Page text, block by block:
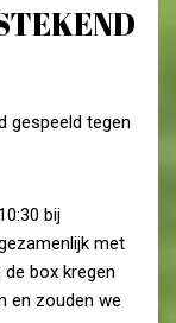
gespeeld tegen
bij
met
box kregen
en zouden we